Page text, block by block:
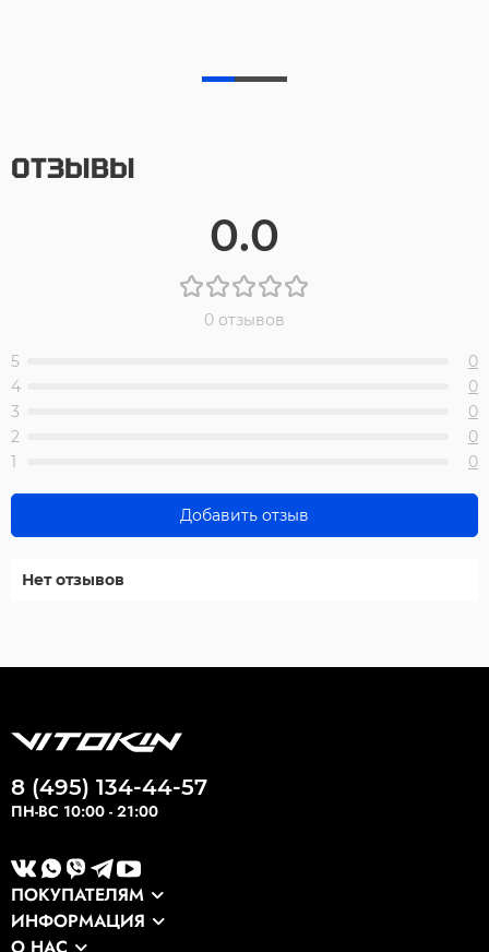
ОТЗЫВЫ
0.0
0 отзывов
5
0
4
0
3
0
2
0
1
0
Добавить отзыв
Нет отзывов
ПОКУПАТЕЛЯМ
Каталог
ИНФОРМАЦИЯ
8 (495) 134-44-57
ПН-ВС 10:00 - 21:00